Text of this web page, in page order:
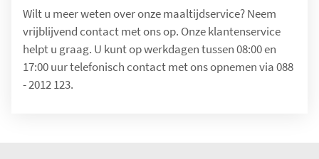
Wilt u meer weten over onze maaltijdservice? Neem
vrijblijvend contact met ons op. Onze klantenservice
helpt u graag. U kunt op werkdagen tussen 08:00 en
17:00 uur telefonisch contact met ons opnemen via 088
- 2012 123.